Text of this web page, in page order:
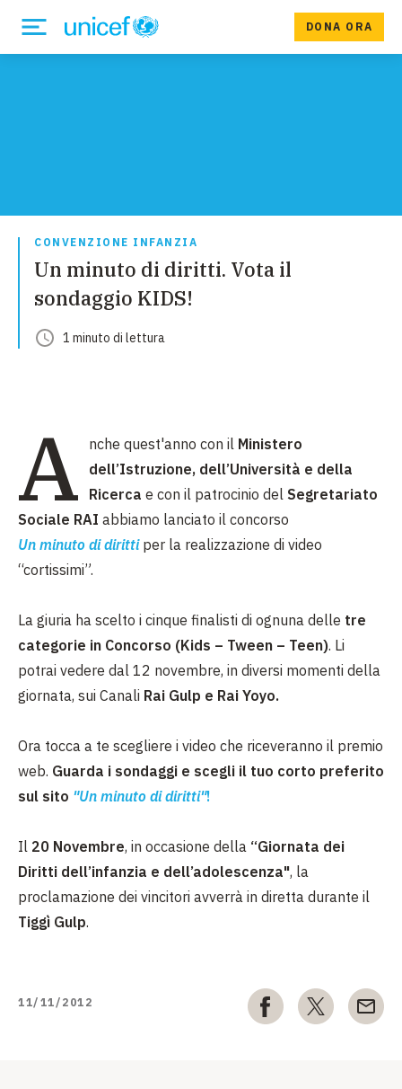
DONA ORA
CONVENZIONE INFANZIA
Un minuto di diritti. Vota il
sondaggio KIDS!
1 minuto di lettura
A nche quest'anno con il Ministero
dell’Istruzione, dell’Università e della
Ricerca e con il patrocinio del Segretariato
Sociale RAI abbiamo lanciato il concorso
Un minuto di diritti per la realizzazione di video
“cortissimi”.
La giuria ha scelto i cinque finalisti di ognuna delle tre
categorie in Concorso (Kids – Tween – Teen). Li
potrai vedere dal 12 novembre, in diversi momenti della
giornata, sui Canali Rai Gulp e Rai Yoyo.
Ora tocca a te scegliere i video che riceveranno il premio
web. Guarda i sondaggi e scegli il tuo corto preferito
sul sito "Un minuto di diritti"!
Il 20 Novembre, in occasione della “Giornata dei
Diritti dell’infanzia e dell’adolescenza", la
proclamazione dei vincitori avverrà in diretta durante il
Tiggì Gulp.
11/11/2012